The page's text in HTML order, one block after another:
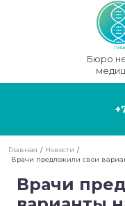
Главная / Новости
/
Врачи предложили